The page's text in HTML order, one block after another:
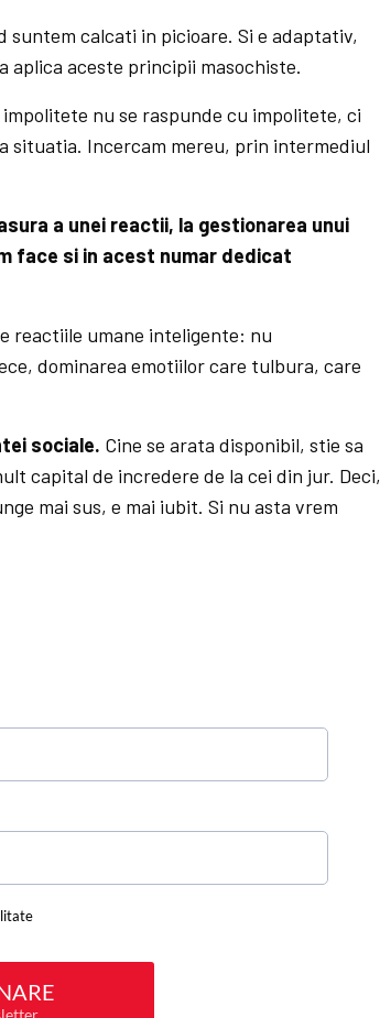
suntem calcati in picioare. Si e adaptativ,
aplica aceste principii masochiste.
nu se raspunde cu impolitete, ci
situatia. Incercam mereu, prin intermediul
a unei reactii, la gestionarea unui
face si in acest numar dedicat
reactiile umane inteligente: nu
dominarea emotiilor care tulbura, care
sociale. Cine se arata disponibil, stie sa
capital de incredere de la cei din jur. Deci,
mai sus, e mai iubit. Si nu asta vrem